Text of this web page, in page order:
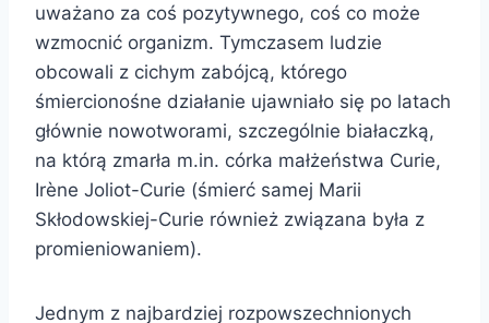
uważano za coś pozytywnego, coś co może
wzmocnić organizm. Tymczasem ludzie
obcowali z cichym zabójcą, którego
śmiercionośne działanie ujawniało się po latach
głównie nowotworami, szczególnie białaczką,
na którą zmarła m.in. córka małżeństwa Curie,
Irène Joliot-Curie (śmierć samej Marii
Skłodowskiej-Curie również związana była z
promieniowaniem).
Jednym z najbardziej rozpowszechnionych